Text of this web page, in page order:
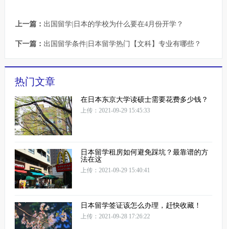
上一篇： 出国留学|日本的学校为什么要在4月份开学？
下一篇： 出国留学条件|日本留学热门【文科】专业有哪些？
热门文章
在日本东京大学读硕士需要花费多少钱？
上传：2021-09-29 15:45:33
日本留学租房如何避免踩坑？最靠谱的方
法在这
上传：2021-09-29 15:40:41
日本留学签证该怎么办理，赶快收藏！
上传：2021-09-28 17:26:22